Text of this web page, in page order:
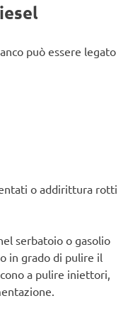
può essere legato
o addirittura rotti
serbatoio o gasolio
in grado di pulire il
a pulire iniettori,